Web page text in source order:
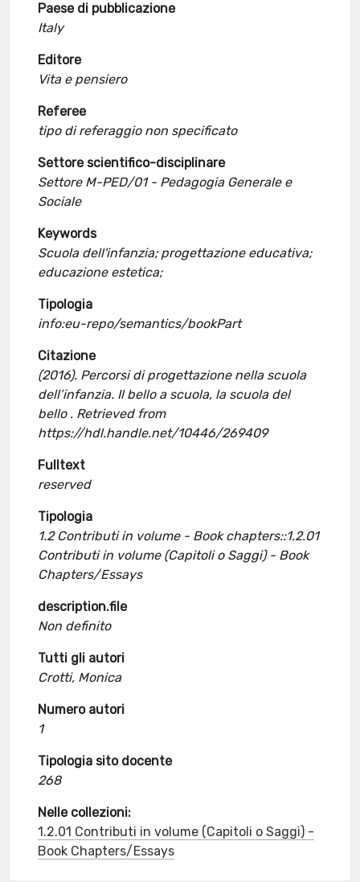
Paese di pubblicazione
Italy
Editore
Vita e pensiero
Referee
tipo di referaggio non specificato
Settore scientifico-disciplinare
Settore M-PED/01 - Pedagogia Generale e
Sociale
Keywords
Scuola dell'infanzia; progettazione educativa;
educazione estetica;
Tipologia
info:eu-repo/semantics/bookPart
Citazione
(2016). Percorsi di progettazione nella scuola
dell’infanzia. Il bello a scuola, la scuola del
bello . Retrieved from
https://hdl.handle.net/10446/269409
Fulltext
reserved
Tipologia
1.2 Contributi in volume - Book chapters::1.2.01
Contributi in volume (Capitoli o Saggi) - Book
Chapters/Essays
description.file
Non definito
Tutti gli autori
Crotti, Monica
Numero autori
1
Tipologia sito docente
268
Nelle collezioni:
1.2.01 Contributi in volume (Capitoli o Saggi) -
Book Chapters/Essays